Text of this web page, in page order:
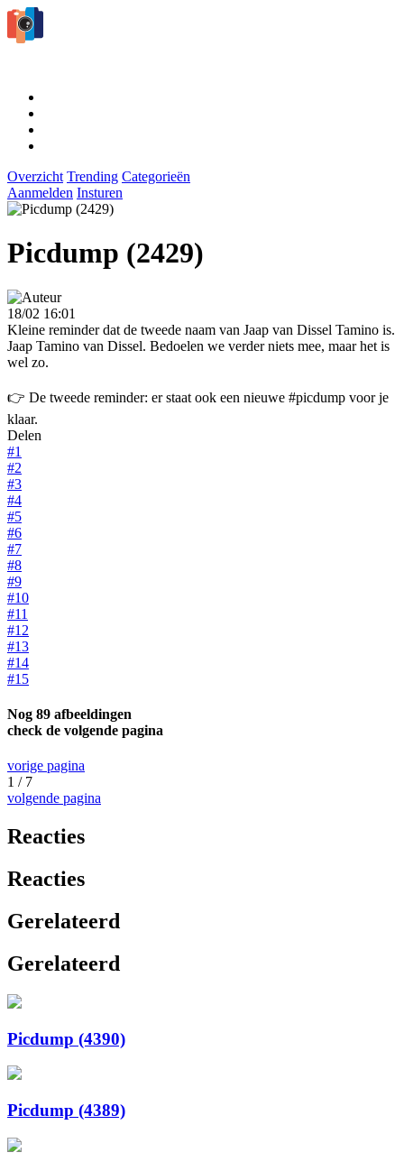
Overzicht Trending Categorieën
Aanmelden Insturen
Picdump (2429)
18/02 16:01
Kleine reminder dat de tweede naam van Jaap van Dissel Tamino is.
Jaap Tamino van Dissel. Bedoelen we verder niets mee, maar het is
wel zo.
👉 De tweede reminder: er staat ook een nieuwe #picdump voor je
klaar.
Delen
#1
#2
#3
#4
#5
#6
#7
#8
#9
#10
#11
#12
#13
#14
#15
Nog 89 afbeeldingen
check de volgende pagina
vorige pagina
1 / 7
volgende pagina
Reacties
Reacties
Gerelateerd
Gerelateerd
Picdump (4390)
Picdump (4389)